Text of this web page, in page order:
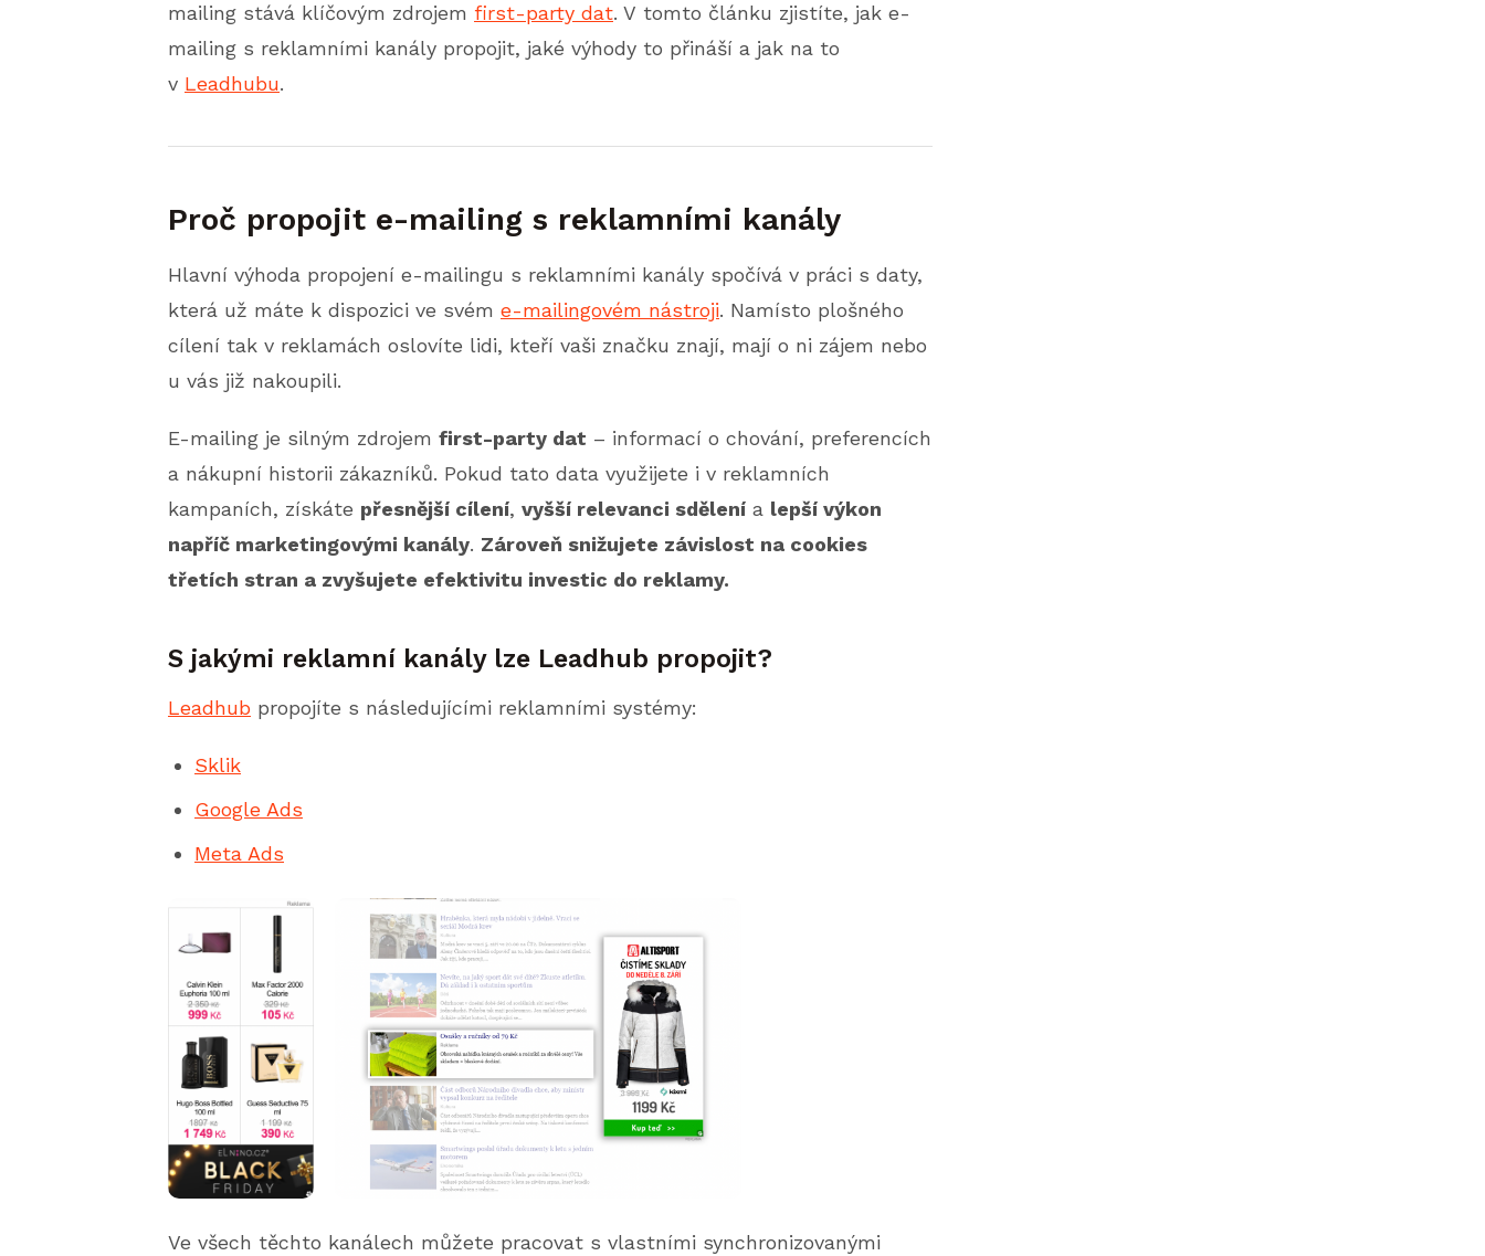
mailing stává klíčovým zdrojem first-party dat. V tomto článku zjistíte, jak e-
mailing s reklamními kanály propojit, jaké výhody to přináší a jak na to
v Leadhubu.
Proč propojit e-mailing s reklamními kanály
Hlavní výhoda propojení e-mailingu s reklamními kanály spočívá v práci s daty,
která už máte k dispozici ve svém e-mailingovém nástroji. Namísto plošného
cílení tak v reklamách oslovíte lidi, kteří vaši značku znají, mají o ni zájem nebo
u vás již nakoupili.
E-mailing je silným zdrojem first-party dat – informací o chování, preferencích
a nákupní historii zákazníků. Pokud tato data využijete i v reklamních
kampaních, získáte přesnější cílení, vyšší relevanci sdělení a lepší výkon
napříč marketingovými kanály. Zároveň snižujete závislost na cookies
třetích stran a zvyšujete efektivitu investic do reklamy.
S jakými reklamní kanály lze Leadhub propojit?
Leadhub propojíte s následujícími reklamními systémy:
Sklik
Google Ads
Meta Ads
Ve všech těchto kanálech můžete pracovat s vlastními synchronizovanými